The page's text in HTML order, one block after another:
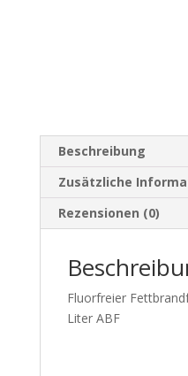
Beschreibung
Zusätzliche
Rezensionen (0)
Fluorfreier
Liter ABF